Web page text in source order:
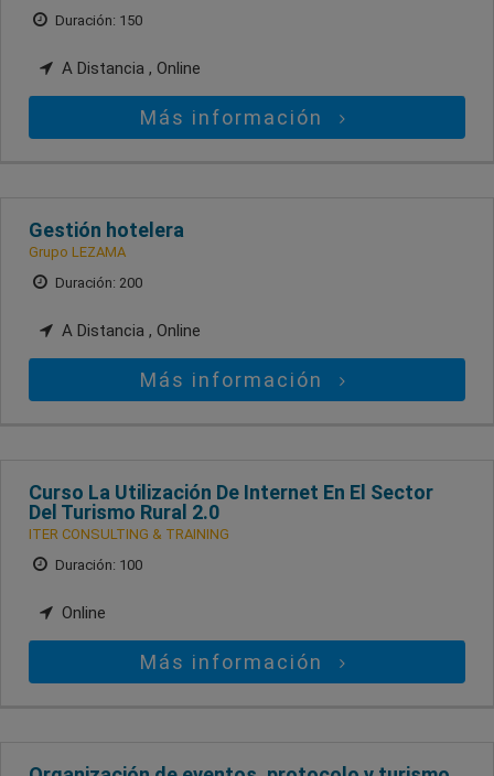
Duración: 150
A Distancia , Online
Más información
Gestión hotelera
Grupo LEZAMA
Duración: 200
A Distancia , Online
Más información
Curso La Utilización De Internet En El Sector
Del Turismo Rural 2.0
ITER CONSULTING & TRAINING
Duración: 100
Online
Más información